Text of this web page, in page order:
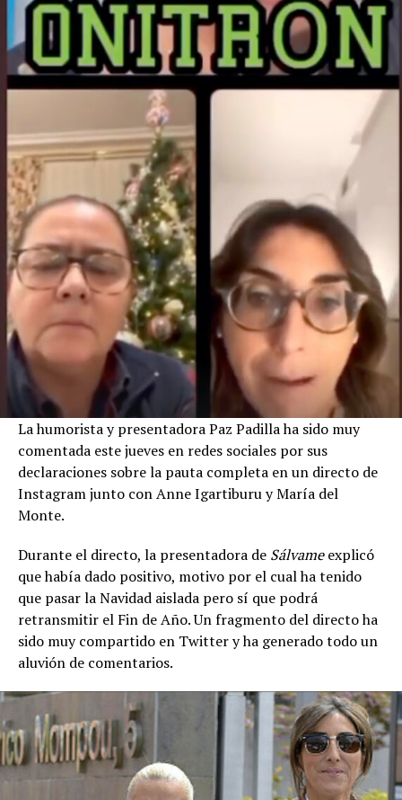
La humorista y presentadora Paz Padilla ha sido muy
comentada este jueves en redes sociales por sus
declaraciones sobre la pauta completa en un directo de
Instagram junto con Anne Igartiburu y María del
Monte.
Durante el directo, la presentadora de Sálvameexplicó
que había dado positivo, motivo por el cual ha tenido
que pasar la Navidad aislada pero sí que podrá
retransmitir el Fin de Año. Un fragmento del directo ha
sido muy compartido en Twitter y ha generado todo un
aluvión de comentarios.